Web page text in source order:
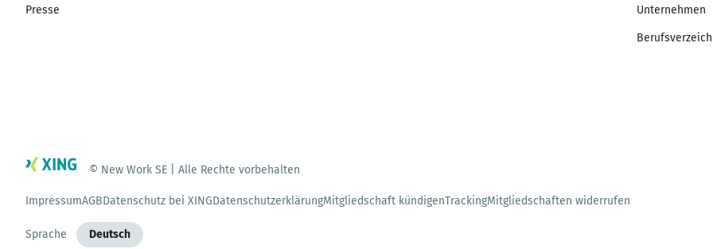
Presse Unternehmen
© New Work SE | Alle Rechte vorbehalten
ImpressumAGBDatenschutz bei XINGDatenschutzerklärungMitgliedschaft kündigenTrackingMitgliedschaften widerrufen
Sprache Deutsch